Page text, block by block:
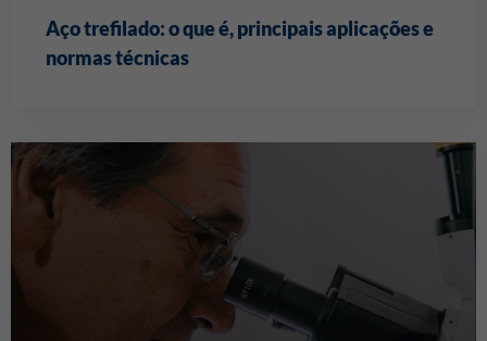
Aço trefilado: o que é, principais aplicações e
normas técnicas